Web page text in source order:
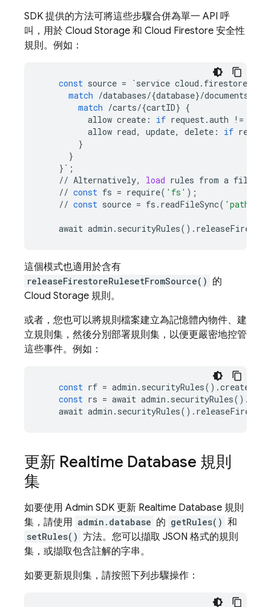
SDK 提供的方法可將這些步驟合併為單一 API 呼
叫，用於 Cloud Storage 和 Cloud Firestore 安全性
規則。例如：
const source = `service cloud . firestore
match /databases/{database}/documents
match /carts/{cartID} {
allow create : if request.auth !=
allow read, update, delete : if
}
}
} ` ;
// Alternatively, load rules from a file
// const fs = require( 'fs' );
// const source = fs . readFileSync( 'path/
await admin . securityRules() .
這個模式也適用於含有
releaseFirestoreRulesetFromSource() 的
Cloud Storage 規則。
或者，您也可以將規則檔案建立為記憶體內物件、建
立規則集，然後分別部署規則集，以便更嚴密地控管
這些事件。例如：
const rf = admin . securityRules() .
const rs = await admin . securityRules() .
await admin . securityRules() .
更新 Realtime Database 規則
集
如要使用 Admin SDK 更新 Realtime Database 規則
集，請使用 admin.database 的 getRules() 和
setRules() 方法。您可以擷取 JSON 格式的規則
集，或擷取包含註解的字串。
如要更新規則集，請按照下列步驟操作：